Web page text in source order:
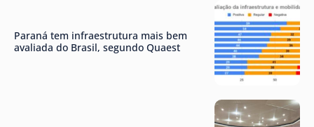
Paraná tem infraestrutura mais bem
avaliada do Brasil, segundo Quaest